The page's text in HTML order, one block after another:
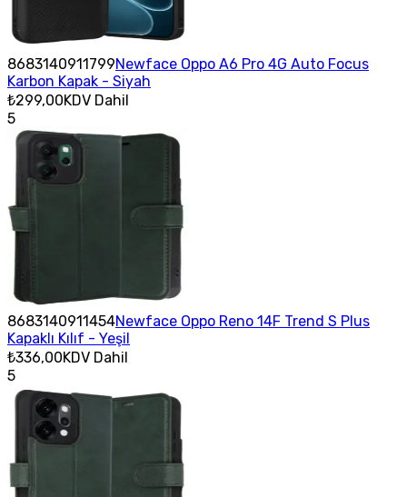
8683140911799Newface Oppo A6 Pro 4G Auto Focus
Karbon Kapak - Siyah
₺299,00KDV Dahil
5
8683140911454Newface Oppo Reno 14F Trend S Plus
Kapaklı Kılıf - Yeşil
₺336,00KDV Dahil
5